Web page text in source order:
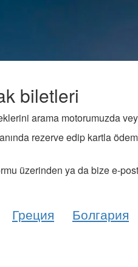
biletleri
arama motorumuzda
rezerve edip kartla
üzerinden ya da bize e-
Греция Болгария